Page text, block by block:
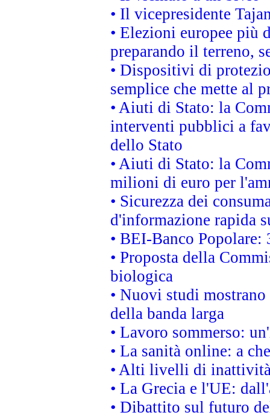
• Il vicepresidente
• Elezioni europee più
preparando il terreno,
• Dispositivi di
semplice che mette al
• Aiuti di Stato: la
interventi pubblici a
dello Stato
• Aiuti di Stato: la
milioni di euro per
• Sicurezza dei
d'informazione rapida
• BEI-Banco
• Proposta della
biologica
• Nuovi studi
della banda larga
• Lavoro sommerso:
• La sanità online: a
• Alti livelli di
• La Grecia e l'UE:
• Dibattito sul futuro